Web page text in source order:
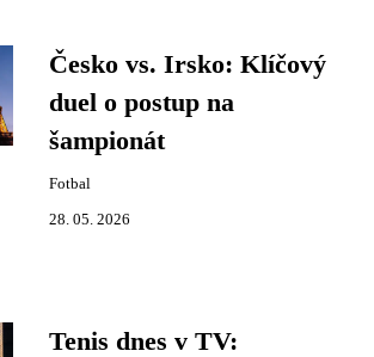
Česko vs. Irsko: Klíčový
duel o postup na
šampionát
Fotbal
28. 05. 2026
Tenis dnes v TV: